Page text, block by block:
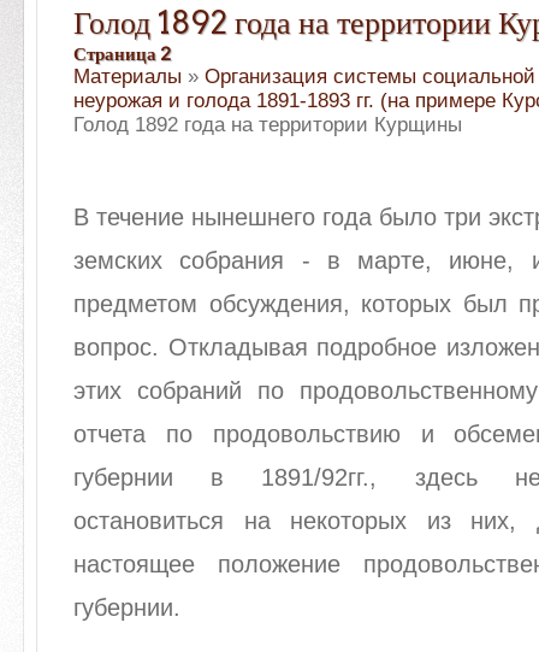
Голод 1892 года на территории
Страница 2
Материалы » Организация системы
неурожая и голода 1891-1893 гг. (на примере
Голод 1892 года на территории Курщины
В течение нынешнего года было три
земских собрания - в марте, июне,
предметом обсуждения, которых был
вопрос. Откладывая подробное
этих собраний по
отчета по продовольствию и
губернии в 1891/92гг., здесь
остановиться на некоторых из них,
настоящее положение
губернии.